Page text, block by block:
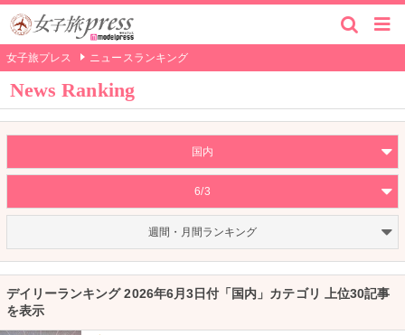
女子旅プレス ニュースランキング
News Ranking
国内
6/3
週間・月間ランキング
デイリーランキング 2026年6月3日付「国内」カテゴリ 上位30記事
を表示